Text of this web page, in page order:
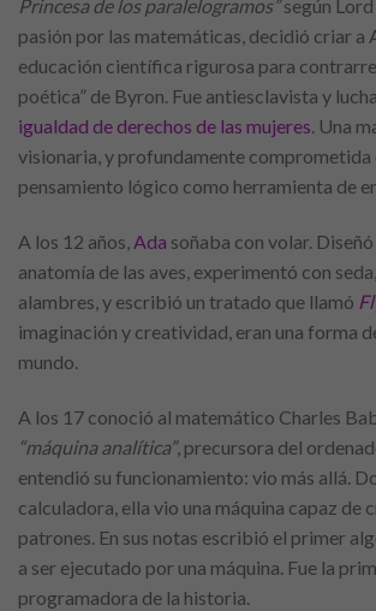
Princesa de los paralelogramos”según
pasión por las matemáticas, decidió criar a
educación científica rigurosa para
poética” de Byron. Fue antiesclavista y
igualdad de derechos de las mujeres. Una
visionaria, y profundamente comprometida
pensamiento lógico como herramienta de
A los 12 años,Ada soñaba con volar.
anatomía de las aves, experimentó con
alambres, y escribió un tratado que llamó
imaginación y creatividad, eran una forma
mundo.
A los 17 conoció al matemático Charles
“máquina analítica”, precursora del
entendió su funcionamiento: vio más allá.
calculadora, ella vio una máquina capaz de
patrones. En sus notas escribió el primer
a ser ejecutado por una máquina. Fue la
programadora de la historia.